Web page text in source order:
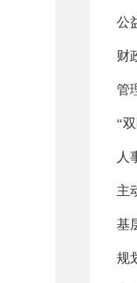
财
管
“
人
主
规